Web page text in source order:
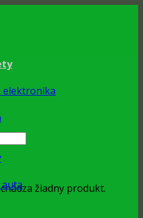
žiadny produkt.
elektronika